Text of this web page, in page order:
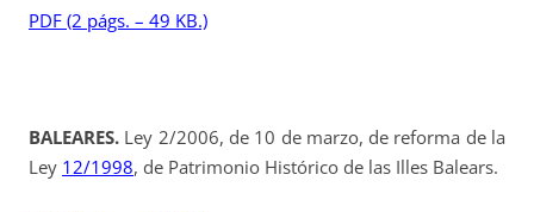
PDF (2 págs. – 49 KB.)
BALEARES. Ley 2/2006, de 10 de marzo, de reforma de la
Ley 12/1998, de Patrimonio Histórico de las Illes Balears.